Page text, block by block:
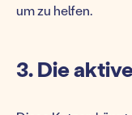
um zu helfen.
3. Die